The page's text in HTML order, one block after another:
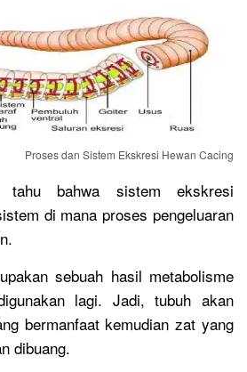
Proses dan Sistem Ekskresi Hewan Cacing
bahwa sistem ekskresi
di mana proses pengeluaran
sebuah hasil metabolisme
lagi. Jadi, tubuh akan
bermanfaat kemudian zat yang
dibuang.